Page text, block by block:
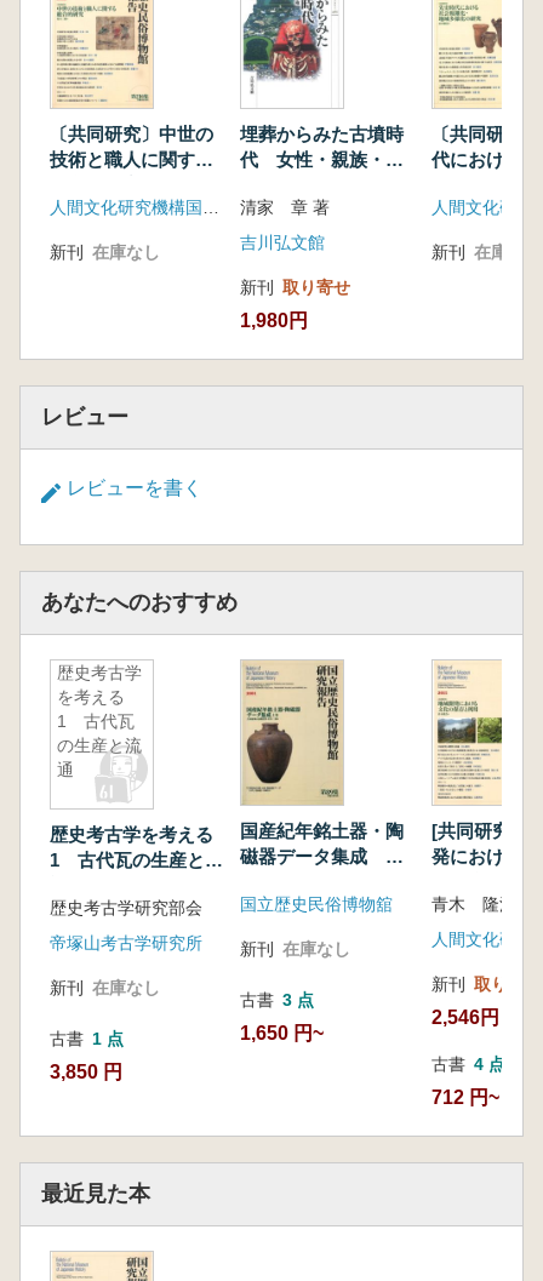
橋本達也 古墳と南島社会
藤沢敦 弥生時代後期から古墳時代の北海道・
東北地方における考古学的文化の分布
髙田貫太 5,6世紀朝鮮半島西南部における
「倭系古墳」の造営背景
〔共同研究〕中世の
技術と職人に関する
人間文化研究機構国立歴史民俗博物館
新刊 在庫なし
埋葬からみた古墳時
代 女性・親族・王
清家 章 著
吉川弘文館
新刊 取り寄せ
1,980円
〔共同研究
代における
究
新刊 在庫なし
レビュー
レビューを書く
あなたへのおすすめ
歴史考古学
を考える
1 古代瓦
の生産と流
通
歴史考古学を考える
1 古代瓦の生産と流
歴史考古学研究部会
帝塚山考古学研究所
新刊 在庫なし
古書 1 点
3,850 円
国産紀年銘土器・陶
磁器データ集成 上
国立歴史民俗博物舘
新刊 在庫なし
古書 3 点
1,650 円~
[共同研究]
発における
青木 隆浩 編
新刊 取り寄せ
2,546円
古書 4 点
712 円~
最近見た本